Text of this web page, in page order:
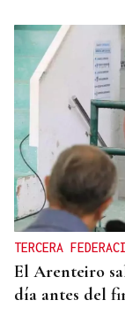
TERCERA
El Arenteiro
día antes del